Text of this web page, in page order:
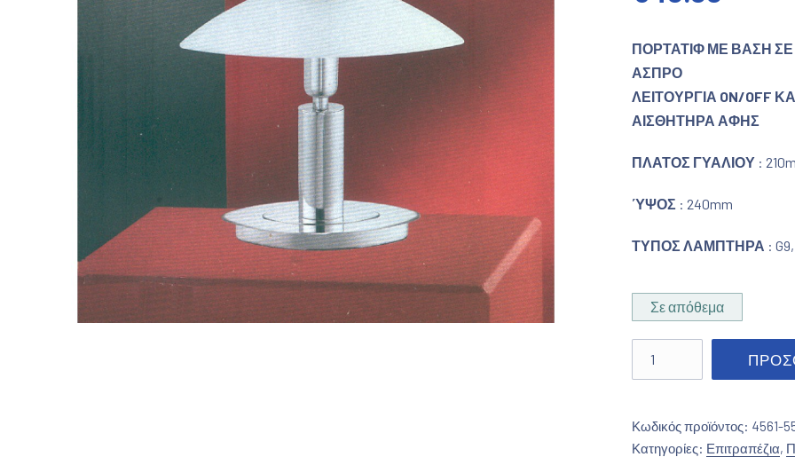
ΠΟΡΤΑΤΙΦ ΜΕ ΒΑΣΗ
ΑΣΠΡΟ
ΛΕΙΤΟΥΡΓΙΑ ON/OFF
ΑΙΣΘΗΤΗΡΑ ΑΦΗΣ
ΠΛΑΤΟΣ ΓΥΑΛΙΟΥ :
ΎΨΟΣ : 240mm
ΤΥΠΟΣ ΛΑΜΠΤΗΡΑ :
Σε απόθεμα
Κωδικός προϊόντος: 4561-
Κατηγορίες: Επιτραπέζια,